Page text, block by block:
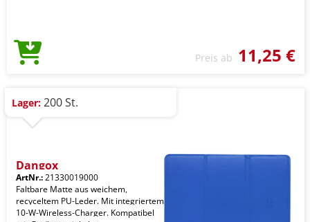
Preis ab 11,25 €
Lager: 200 St.
Dangox
ArtNr.:21330019000
Faltbare Matte aus weichem,
recyceltem PU-Leder. Mit integriertem
10-W-Wireless-Charger. Kompatibel